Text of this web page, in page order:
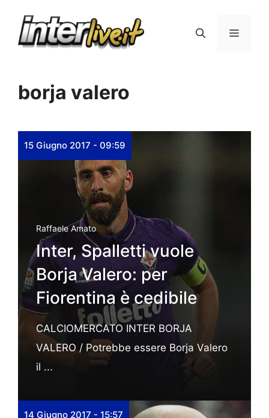
Menu
borja valero
15 Giugno 2017 - 09:59
Raffaele Amato
Inter, Spalletti vuole
Borja Valero: per
Fiorentina è cedibile
CALCIOMERCATO INTER BORJA
VALERO / Potrebbe essere Borja Valero
il ...
14 Giugno 2017 - 15:57